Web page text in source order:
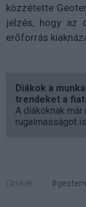
közzétette
jelzés, hogy az
erőforrás
Diákok a
trendeket a
A diákoknak már
rugalmasságot
Címkék: